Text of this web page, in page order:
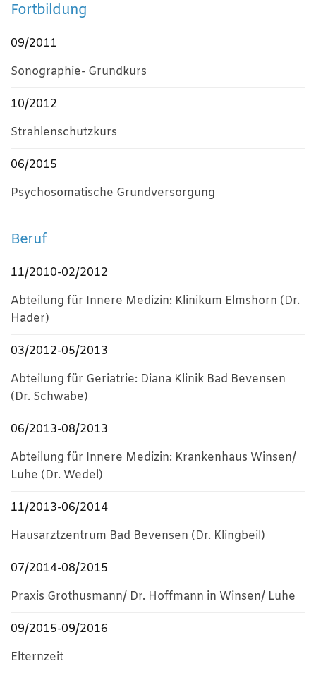
Fortbildung
09/2011
Sonographie- Grundkurs
10/2012
Strahlenschutzkurs
06/2015
Psychosomatische Grundversorgung
Beruf
11/2010-02/2012
Abteilung für Innere Medizin: Klinikum Elmshorn (Dr.
Hader)
03/2012-05/2013
Abteilung für Geriatrie: Diana Klinik Bad Bevensen
(Dr. Schwabe)
06/2013-08/2013
Abteilung für Innere Medizin: Krankenhaus Winsen/
Luhe (Dr. Wedel)
11/2013-06/2014
Hausarztzentrum Bad Bevensen (Dr. Klingbeil)
07/2014-08/2015
Praxis Grothusmann/ Dr. Hoffmann in Winsen/ Luhe
09/2015-09/2016
Elternzeit